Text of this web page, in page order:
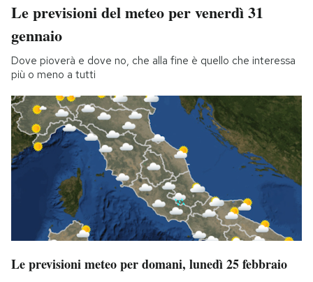
Le previsioni del meteo per venerdì 31
gennaio
Dove pioverà e dove no, che alla fine è quello che interessa
più o meno a tutti
Le previsioni meteo per domani, lunedì 25 febbraio